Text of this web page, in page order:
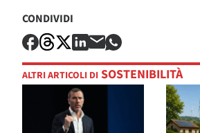
CONDIVIDI
ALTRI ARTICOLI DI SOSTENIBILITÀ